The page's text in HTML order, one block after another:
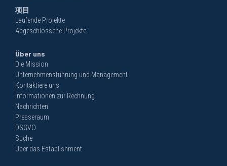
项目
Laufende Projekte
Abgeschlossene Projekte
Über uns
Die Mission
Unternehmensführung und Management
Kontaktiere uns
Informationen zur Rechnung
Nachrichten
Presseraum
DSGVO
Suche
Über das Establishment